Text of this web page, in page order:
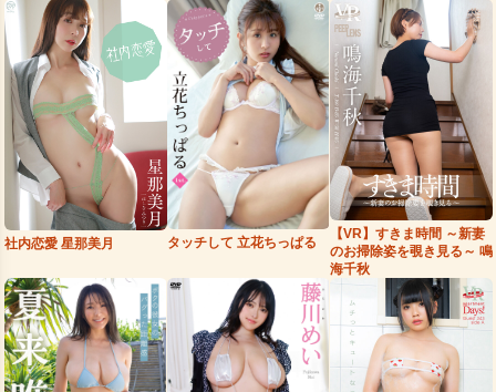
社内恋愛 星那美月 タッチして 立花ちっぱる
【VR】すきま時間 ～新妻
のお掃除姿を覗き見る～ 鳴
海千秋